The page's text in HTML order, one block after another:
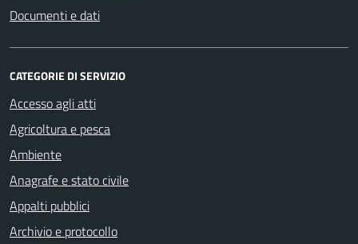
Documenti e dati
CATEGORIE DI SERVIZIO
Accesso agli atti
Agricoltura e pesca
Ambiente
Anagrafe e stato civile
Appalti pubblici
Archivio e protocollo